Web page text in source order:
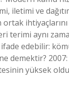
iletimi ve
terimi aynı
edebilir:
demektir?
yüksek